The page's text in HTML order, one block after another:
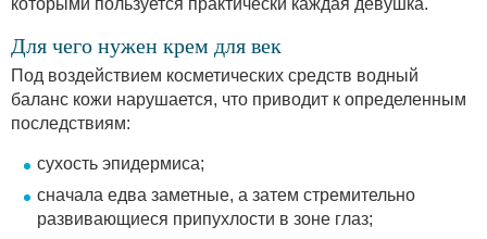
Для чего нужен крем для век
Под воздействием косметических средств водный
баланс кожи нарушается, что приводит к определенным
последствиям:
сухость эпидермиса;
сначала едва заметные, а затем стремительно
развивающиеся припухлости в зоне глаз;